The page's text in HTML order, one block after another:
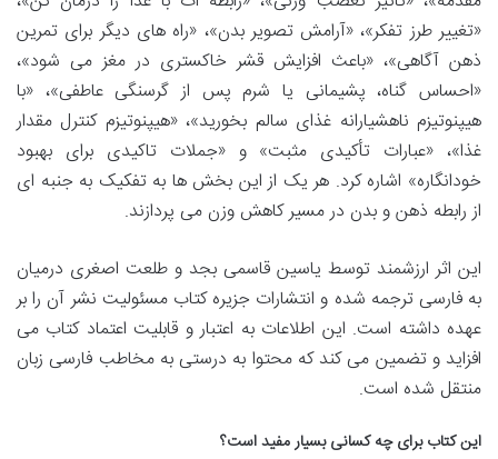
«تغییر طرز تفکر»، «آرامش تصویر بدن»، «راه های دیگر برای تمرین
ذهن آگاهی»، «باعث افزایش قشر خاکستری در مغز می شود»،
«احساس گناه، پشیمانی یا شرم پس از گرسنگی عاطفی»، «با
هیپنوتیزم ناهشیارانه غذای سالم بخورید»، «هیپنوتیزم کنترل مقدار
غذا»، «عبارات تأکیدی مثبت» و «جملات تاکیدی برای بهبود
خودانگاره» اشاره کرد. هر یک از این بخش ها به تفکیک به جنبه ای
از رابطه ذهن و بدن در مسیر کاهش وزن می پردازند.
این اثر ارزشمند توسط یاسین قاسمی بجد و طلعت اصغری درمیان
به فارسی ترجمه شده و انتشارات جزیره کتاب مسئولیت نشر آن را بر
عهده داشته است. این اطلاعات به اعتبار و قابلیت اعتماد کتاب می
افزاید و تضمین می کند که محتوا به درستی به مخاطب فارسی زبان
منتقل شده است.
این کتاب برای چه کسانی بسیار مفید است؟